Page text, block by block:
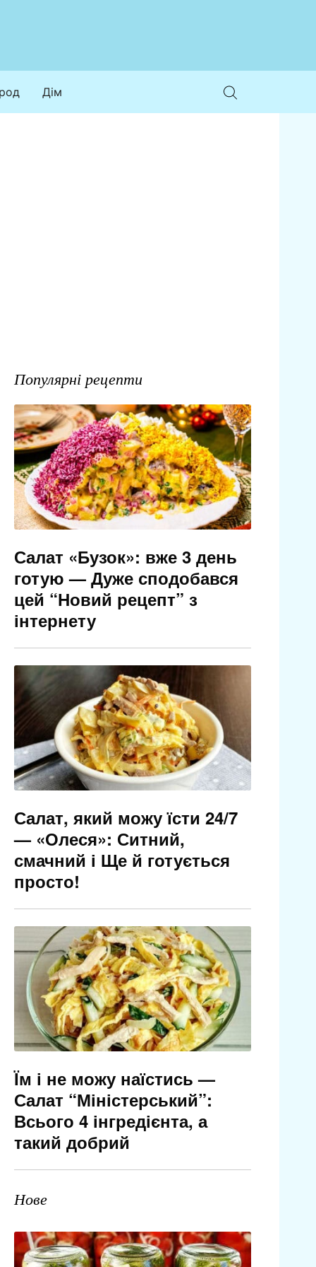
Дім
Популярні рецепти
Салат «Бузок»: вже 3 день
готую — Дуже сподобався
цей “Новий рецепт” з
інтернету
Салат, який можу їсти 24/7
— «Олеся»: Ситний,
смачний і Ще й готується
просто!
Їм і не можу наїстись —
Салат “Міністерський”:
Всього 4 інгредієнта, а
такий добрий
Нове